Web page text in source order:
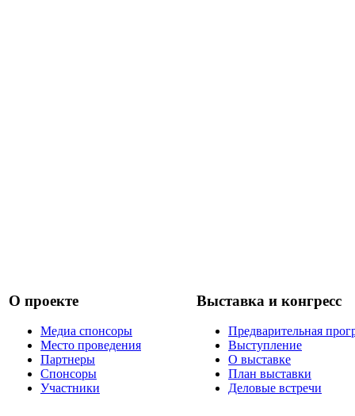
О проекте
Медиа спонсоры
Место проведения
Партнеры
Спонсоры
Участники
Выставка и конгресс
Предварительная
Выступление
О выставке
План выставки
Деловые встречи